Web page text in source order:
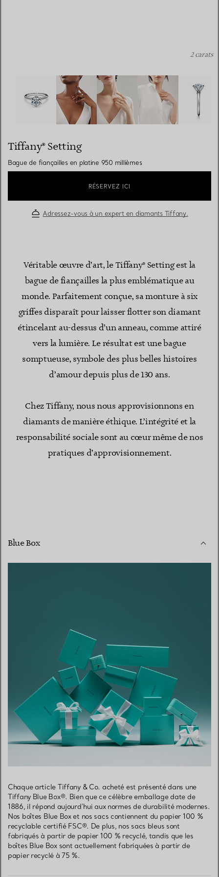
Tiffany® Setting: Bague de fiançailles en platine 950
2 carats
Tiffany® Setting
Bague de fiançailles en platine 950 millièmes
RÉSERVEZ ICI
Adressez-vous à un expert en diamants Tiffany.
Véritable œuvre d’art, le Tiffany® Setting est la
bague de fiançailles la plus emblématique au
monde. Parfaitement conçue, sa monture à six
griffes disparaît pour laisser flotter son diamant
étincelant au-dessus d’un anneau, comme attiré
vers la lumière. Le résultat est une bague
somptueuse, symbole des plus belles histoires
d’amour depuis plus de 130 ans.
Chez Tiffany, nous nous approvisionnons en
diamants de manière éthique. L’intégrité et la
responsabilité sociale sont au cœur même de nos
pratiques d’approvisionnement.
Blue Box
Chaque article Tiffany & Co. acheté est présenté dans une
Tiffany Blue Box®. Bien que ce célèbre emballage date de
1886, il répond aujourd’hui aux normes de durabilité modernes.
Nos boîtes Blue Box et nos sacs contiennent du papier 100 %
recyclable certifié FSC®. De plus, nos sacs bleus sont
fabriqués à partir de papier 100 % recyclé, tandis que les
boîtes Blue Box sont actuellement fabriquées à partir de
papier recyclé à 75 %.